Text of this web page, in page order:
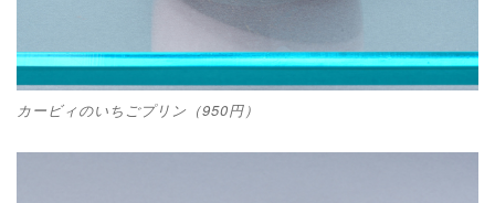
カービィのいちごプリン（950円）